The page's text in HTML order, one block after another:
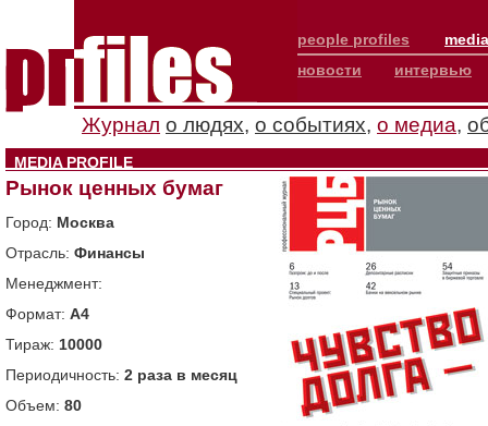
people profiles
новости
интервью
Журнал о людях, о событиях, о медиа,
MEDIA PROFILE
Рынок ценных бумаг
Город: Москва
Отрасль: Финансы
Менеджмент:
Формат: A4
Тираж: 10000
Периодичность: 2 раза в месяц
Объем: 80